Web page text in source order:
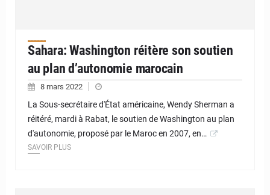
Sahara: Washington réitère son soutien
au plan d’autonomie marocain
8 mars 2022
La Sous-secrétaire d'État américaine, Wendy Sherman a
réitéré, mardi à Rabat, le soutien de Washington au plan
d'autonomie, proposé par le Maroc en 2007, en…
SAVOIR PLUS